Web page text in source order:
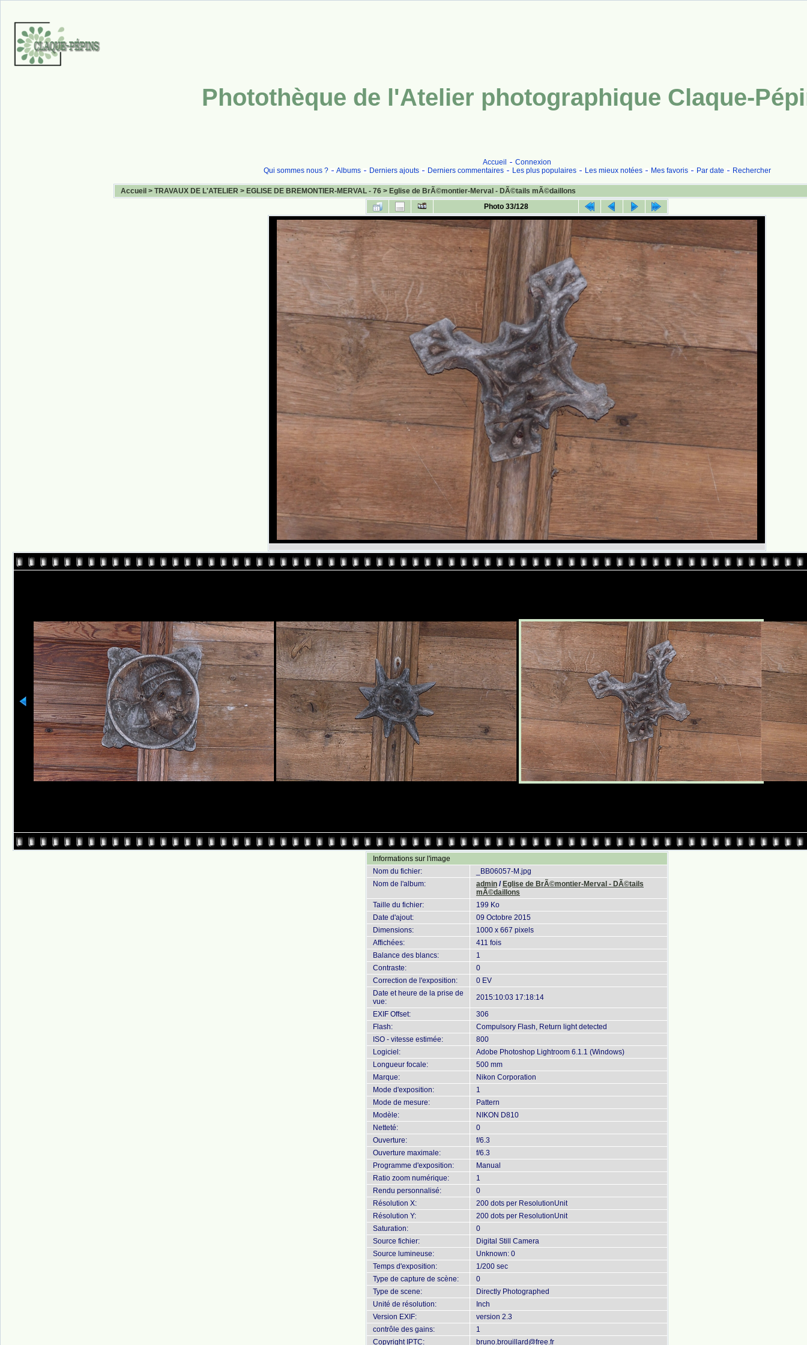
Photothèque de l'Atelier photographique Claque-
Accueil
Connexion
Qui sommes nous ?
Albums Derniers ajouts Derniers commentaires Les plus populaires Les mieux notées Mes favoris Par date Rechercher
Accueil > TRAVAUX DE L'ATELIER > EGLISE DE BREMONTIER-MERVAL - 76 > Eglise de BrÃ©montier-Merval - DÃ©tails mÃ©daillons
Photo 33/128
Informations sur l'image
Nom du fichier:
_BB06057-M.jpg
Nom de l'album:
admin / Eglise de BrÃ©montier-Merval - DÃ©tails
mÃ©daillons
Taille du fichier:
199 Ko
Date d'ajout:
09 Octobre 2015
Dimensions:
1000 x 667 pixels
Affichées:
411 fois
Balance des blancs:
1
Contraste:
0
Correction de l'exposition:
0 EV
Date et heure de la prise de
vue:
2015:10:03 17:18:14
EXIF Offset:
306
Flash:
Compulsory Flash, Return light detected
ISO - vitesse estimée:
800
Logiciel:
Adobe Photoshop Lightroom 6.1.1 (Windows)
Longueur focale:
500 mm
Marque:
Nikon Corporation
Mode d'exposition:
1
Mode de mesure:
Pattern
Modèle:
NIKON D810
Netteté:
0
Ouverture:
f/6.3
Ouverture maximale:
f/6.3
Programme d'exposition:
Manual
Ratio zoom numérique:
1
Rendu personnalisé:
0
Résolution X:
200 dots per ResolutionUnit
Résolution Y:
200 dots per ResolutionUnit
Saturation:
0
Source fichier:
Digital Still Camera
Source lumineuse:
Unknown: 0
Temps d'exposition:
1/200 sec
Type de capture de scène:
0
Type de scene:
Directly Photographed
Unité de résolution:
Inch
Version EXIF:
version 2.3
contrôle des gains:
1
Copyright IPTC:
bruno.brouillard@free.fr